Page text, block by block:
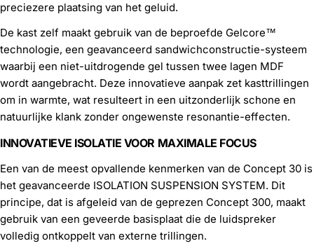
preciezere plaatsing van het geluid.
De kast zelf maakt gebruik van de beproefde Gelcore™
technologie, een geavanceerd sandwichconstructie-systeem
waarbij een niet-uitdrogende gel tussen twee lagen MDF
wordt aangebracht. Deze innovatieve aanpak zet kasttrillingen
om in warmte, wat resulteert in een uitzonderlijk schone en
natuurlijke klank zonder ongewenste resonantie-effecten.
INNOVATIEVE ISOLATIE VOOR MAXIMALE FOCUS
Een van de meest opvallende kenmerken van de Concept 30 is
het geavanceerde ISOLATION SUSPENSION SYSTEM. Dit
principe, dat is afgeleid van de geprezen Concept 300, maakt
gebruik van een geveerde basisplaat die de luidspreker
volledig ontkoppelt van externe trillingen.